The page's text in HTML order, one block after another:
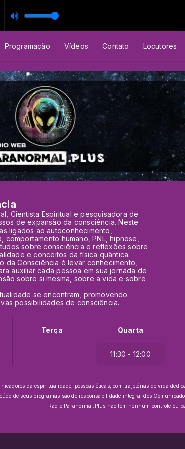
Moretta
- Marcelo Moretta
Vivian Favero
Programação Vídeos Contato Locutores
Cientista Espiritual e pesquisadora de
de expansão da consciência. Neste
ligados ao autoconhecimento,
humano, PNL, hipnose,
sobre consciência e reflexões sobre
e conceitos da física quântica.
da Consciência é levar conhecimento,
auxiliar cada pessoa em sua jornada de
sobre si mesma, sobre a vida e sobre
se encontram, promovendo
possibilidades de consciência.
Terça Quarta
11:30 - 12:00
da espiritualidade; pessoas éticas, com trajetórias de vida
de seus programas são de responsabilidade integral dos
Radio Paranormal.Plus não tem nenhum controle ou